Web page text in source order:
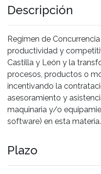
Descripción
Regimen de
productividad y
Castilla y León y la
procesos, productos o
incentivando la
asesoramiento y
maquinaria y/o
software) en esta materia.
Plazo